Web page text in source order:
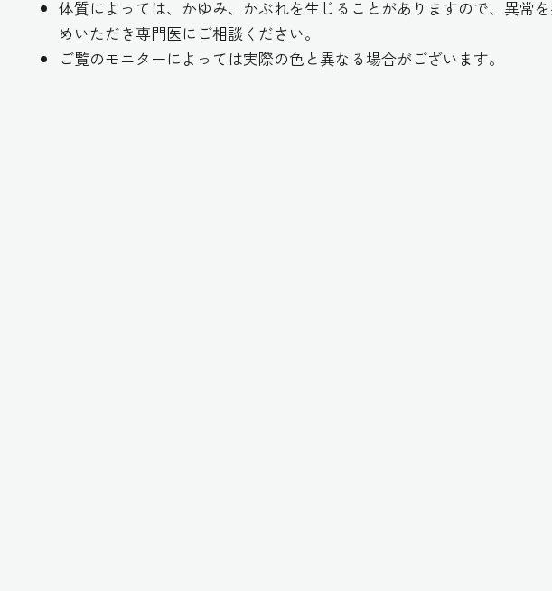
体質によっては、かゆみ、かぶれを生じることがありますので、異常
めいただき専門医にご相談ください。
ご覧のモニターによっては実際の色と異なる場合がございます。